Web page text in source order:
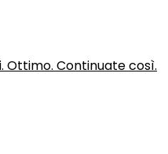
Ottimo. Continuate così.